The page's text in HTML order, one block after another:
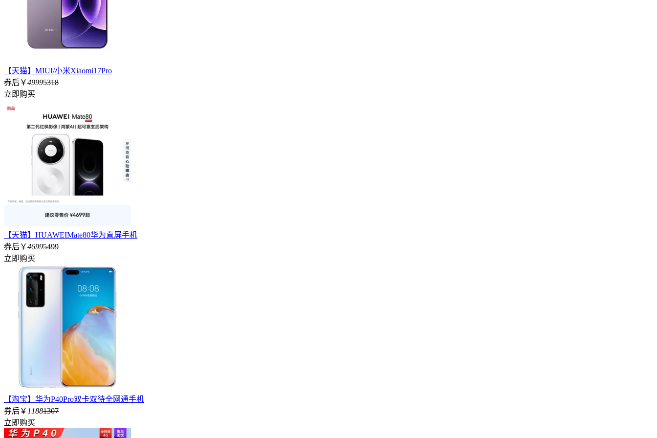
【天猫】MIUI/小米Xiaomi17Pro
券后￥49995318
立即购买
【天猫】HUAWEIMate80华为直屏手机
券后￥46995499
立即购买
【淘宝】华为P40Pro双卡双待全网通手机
券后￥ 11881307
立即购买